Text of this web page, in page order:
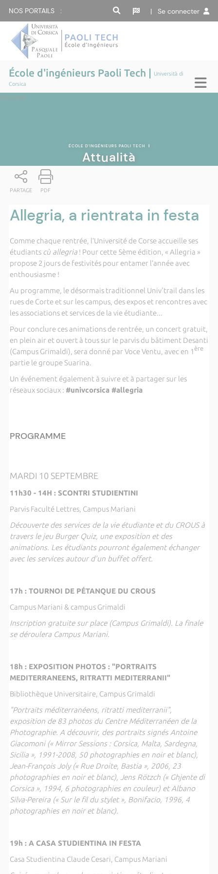
NOS PORTAILS : | Se connecter
École d'ingénieurs Paoli Tech |
Università di
Corsica
Attualità
ÉCOLE D'INGÉNIEURS PAOLI TECH |
Attualità
PARTAGE PDF
Allegria, a rientrata in festa
Comme chaque rentrée, l’Université de Corse accueille ses
étudiants cù allegria! Pour cette 5ème édition, « Allegria »
propose 2 jours de festivités pour entamer l’année avec
enthousiasme !
Au programme, le désormais traditionnel Univ'trail dans les
rues de Corte et sur les campus, des expos et rencontres avec
les associations et services de la vie étudiante...
Pour conclure ces animations de rentrée, un concert gratuit,
en plein air et ouvert à tous sur le parvis du bâtiment Desanti
(Campus Grimaldi), sera donné par Voce Ventu, avec en 1 ère
partie le groupe Suarina.
Un événement également à suivre et à partager sur les
réseaux sociaux : #univcorsica #allegria
PROGRAMME
MARDI 10 SEPTEMBRE
11h30 - 14H : SCONTRI STUDIENTINI
Parvis Faculté Lettres, Campus Mariani
Découverte des services de la vie étudiante et du CROUS à
travers le jeu Burger Quiz, une exposition et des
animations. Les étudiants pourront également échanger
avec les services autour d'un buffet offert.
17h : TOURNOI DE PÉTANQUE DU CROUS
Campus Mariani & campus Grimaldi
Inscription gratuite sur place (Campus Grimaldi). La finale
se déroulera Campus Mariani.
18h : EXPOSITION PHOTOS : "PORTRAITS
MEDITERRANEENS, RITRATTI MEDITERRANII"
Bibliothèque Universitaire, Campus Grimaldi
"Portraits méditerranéens, ritratti mediterranii",
exposition de 83 photos du Centre Méditerranéen de la
Photographie. A découvrir, des portraits signés Antoine
Giacomoni (« Mirror Sessions : Corsica, Malta, Sardegna,
Sicilia », 1991-2008, 50 photographies en noir et blanc),
Jean-François Joly (« Rue Droite, Bastia », 2006, 23
photographies en noir et blanc), Jens Rötzch (« Ghjente di
Corsica », 1994, 6 photographies en couleur) et Albano
Silva-Pereira (« Sur le fil du stylet », Bonifacio, 1996, 4
photographies en noir et blanc).
19h : A CASA STUDIENTINA IN FESTA
Casa Studientina Claude Cesari, Campus Mariani